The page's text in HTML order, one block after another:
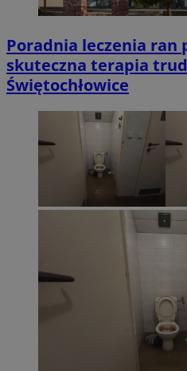
Poradnia leczenia ran
skuteczna terapia
Świętochłowice